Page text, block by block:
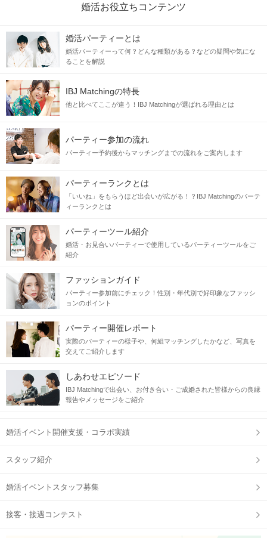
出会って3秒で ”あ、この人いいな”
そんな出会いがある予感
”こんにちは”の挨拶で初対面。
笑うとクシャっとした顔が可愛かった。
シンプルなのにセンスがあって好印象だった。
････
仕事で疲れて帰った時もあなたの
幸せな気持ちになれそう
当日の流れ
STEP1 まずはお申し込み！
IBJ Matching 初参加の方限定
女性：0円（無料）
【予約画面に進む】ボタンからお申込みしてね！
婚活お役立ちコンテンツ
婚活パーティーとは
婚活パーティーって何？どんな種類がある？などの疑問や気にな
ることを解説
IBJ Matchingの特長
他と比べてここが違う！IBJ Matchingが選ばれる理由とは
パーティー参加の流れ
パーティー予約後からマッチングまでの流れをご案内します
パーティーランクとは
「いいね」をもらうほど出会いが広がる！？IBJ Matchingのパーテ
ィーランクとは
パーティーツール紹介
婚活・お見合いパーティーで使用しているパーティーツールをご
紹介
ファッションガイド
パーティー参加前にチェック！性別・年代別で好印象なファッシ
ョンのポイント
パーティー開催レポート
実際のパーティーの様子や、何組マッチングしたかなど、写真を
交えてご紹介します
しあわせエピソード
IBJ Matchingで出会い、お付き合い・ご成婚された皆様からの良縁
報告やメッセージをご紹介
婚活イベント開催支援・コラボ実績
スタッフ紹介
婚活イベントスタッフ募集
接客・接遇コンテスト